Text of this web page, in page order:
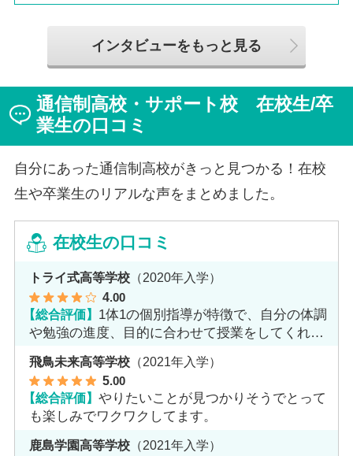
相談会で感じた先生の「温かさ」を決め手に、飛鳥未来
た。現在は同校に3年生として在籍しながら、オープン
キャンパスでは未来の後輩たちのサポート役「キャス
ト」として活躍しています。同校の山口颯斗先生ととも
に、通信制ならではの人との関わりや、自分らしく過ご
せる学校生活について語ってくれました。
インタビューをもっと見る
通信制高校・サポート校 在校生/卒
業生の口コミ
自分にあった通信制高校がきっと見つかる！在校
生や卒業生のリアルな声をまとめました。
在校生の口コミ
トライ式高等学校 （2020年入学）
4.00
【総合評価】 1体1の個別指導が特徴で、自分の体調
や勉強の進度、目的に合わせて授業をしてくれま
飛鳥未来高等学校 （2021年入学）
5.00
【総合評価】やりたいことが見つかりそうでとって
も楽しみでワクワクしてます。
鹿島学園高等学校 （2021年入学）